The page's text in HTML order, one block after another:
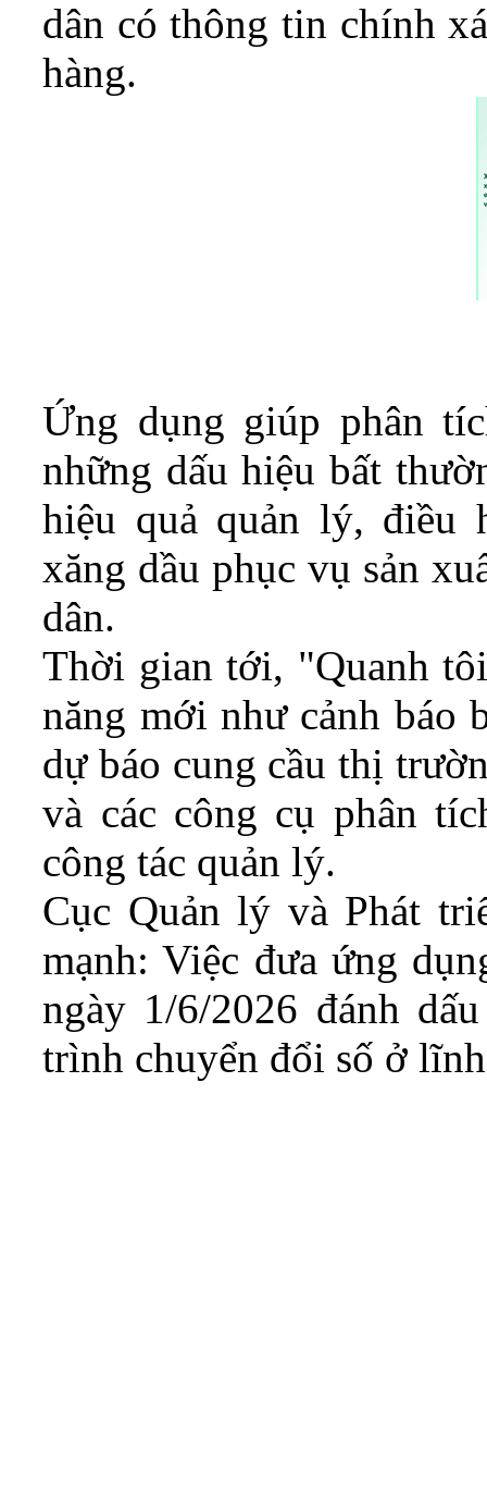
dân có thông tin chính
hàng.
Ứng dụng giúp phân
những dấu hiệu bất
hiệu quả quản lý, điều
xăng dầu phục vụ sản
dân.
Thời gian tới, "Quanh
năng mới như cảnh báo
dự báo cung cầu thị
và các công cụ phân
công tác quản lý.
Cục Quản lý và Phát
mạnh: Việc đưa ứng
ngày 1/6/2026 đánh
trình chuyển đổi số ở